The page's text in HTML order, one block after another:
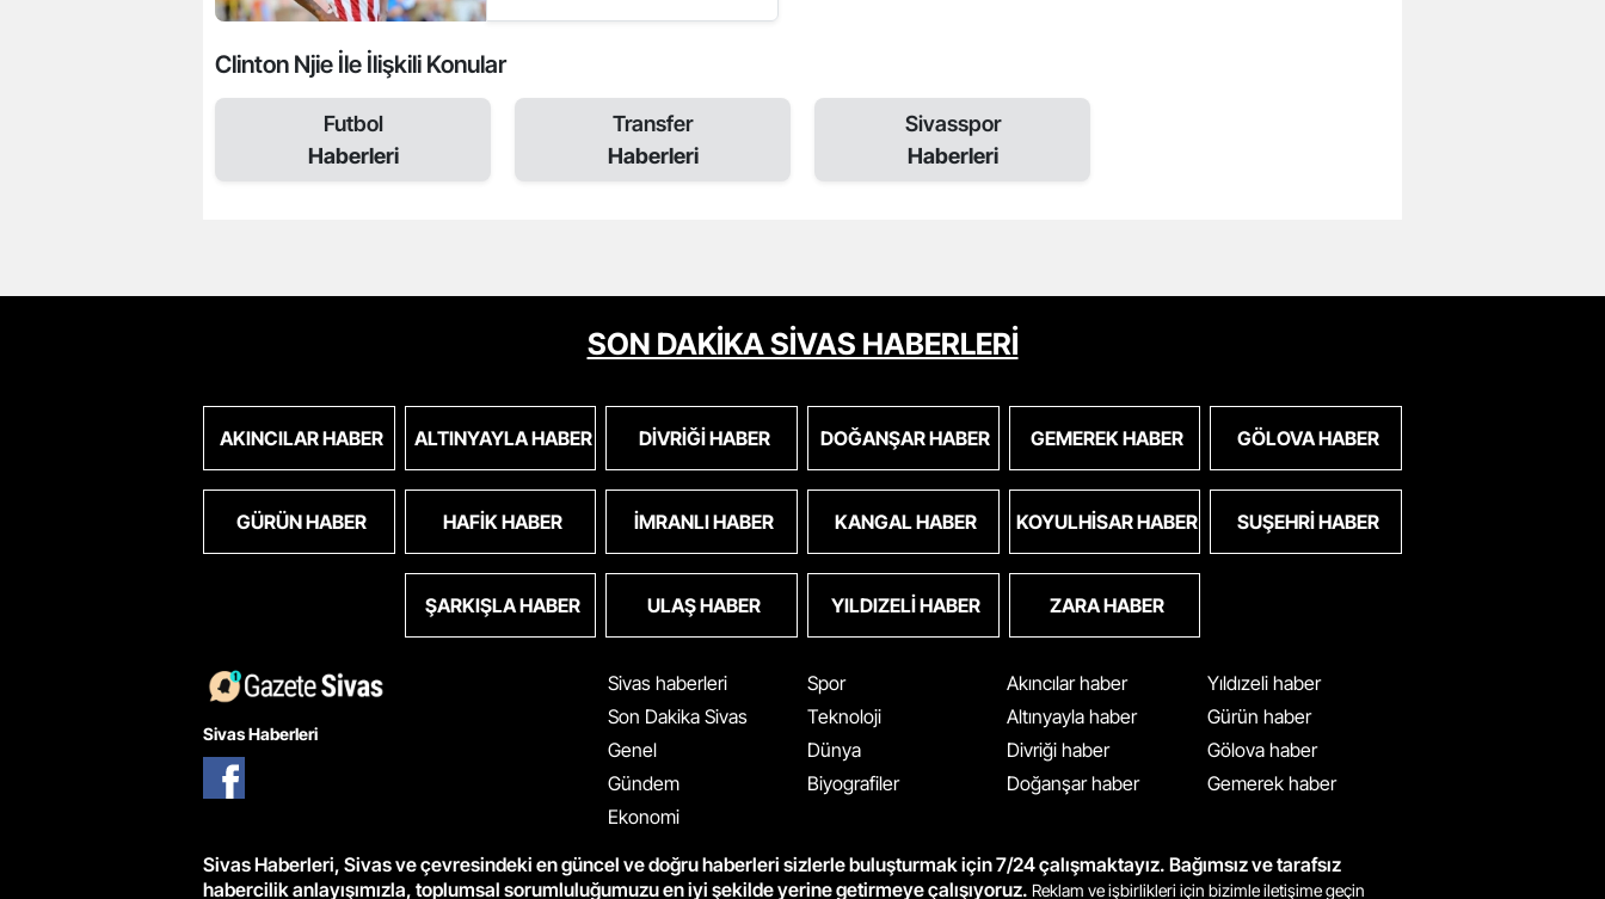
Clinton Njie İle İlişkili Konular
Futbol
Haberleri
Transfer
Haberleri
Sivasspor
Haberleri
SON DAKİKA SİVAS HABERLERİ
AKINCILAR HABER ALTINYAYLA HABER DIVRIĞI HABER DOĞANŞAR HABER GEMEREK HABER GÖLOVA HABER
GÜRÜN HABER HAFIK HABER İMRANLI HABER KANGAL HABER KOYULHISAR HABER SUŞEHRI HABER
ŞARKIŞLA HABER ULAŞ HABER YILDIZELI HABER ZARA HABER
Sivas Haberleri
Sivas haberleri
Son Dakika Sivas
Genel
Gündem
Ekonomi
Spor
Teknoloji
Dünya
Biyografiler
Akıncılar haber
Altınyayla haber
Divriği haber
Doğanşar haber
Yıldızeli haber
Gürün haber
Gölova haber
Gemerek haber
Sivas Haberleri, Sivas ve çevresindeki en güncel ve doğru haberleri sizlerle buluşturmak için 7/24 çalışmaktayız. Bağımsız ve tarafsız
habercilik anlayışımızla, toplumsal sorumluluğumuzu en iyi şekilde yerine getirmeye çalışıyoruz. Reklam ve işbirlikleri için bizimle iletişime geçin